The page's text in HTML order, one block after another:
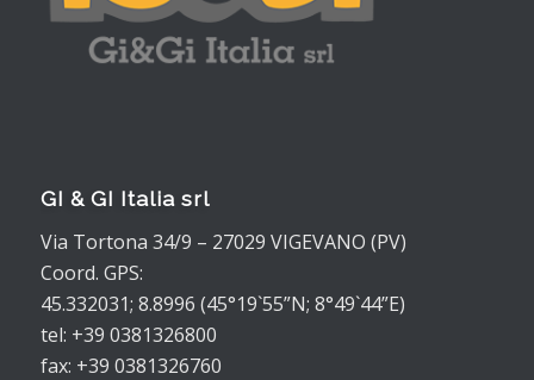
GI & GI Italia srl
Via Tortona 34/9 – 27029 VIGEVANO (PV)
Coord. GPS:
45.332031; 8.8996 (45°19`55”N; 8°49`44”E)
tel: +39 0381326800
fax: +39 0381326760